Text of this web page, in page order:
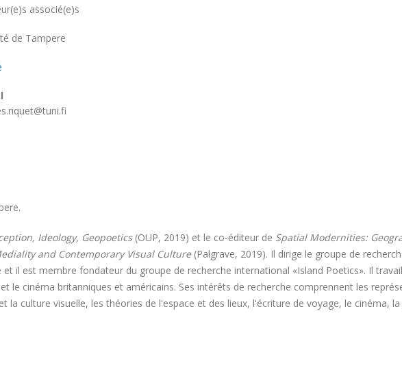
associé(e)s
de Tampere
Ideology, Geopoetics(OUP, 2019) et le co-éditeur de Spatial Modernities:
and Contemporary Visual Culture (Palgrave, 2019). Il dirige le groupe de
il est membre fondateur du groupe de recherche international «Island Poetics». Il
le cinéma britanniques et américains. Ses intérêts de recherche comprennent les
la culture visuelle, les théories de l'espace et des lieux, l'écriture de voyage, le cinéma,